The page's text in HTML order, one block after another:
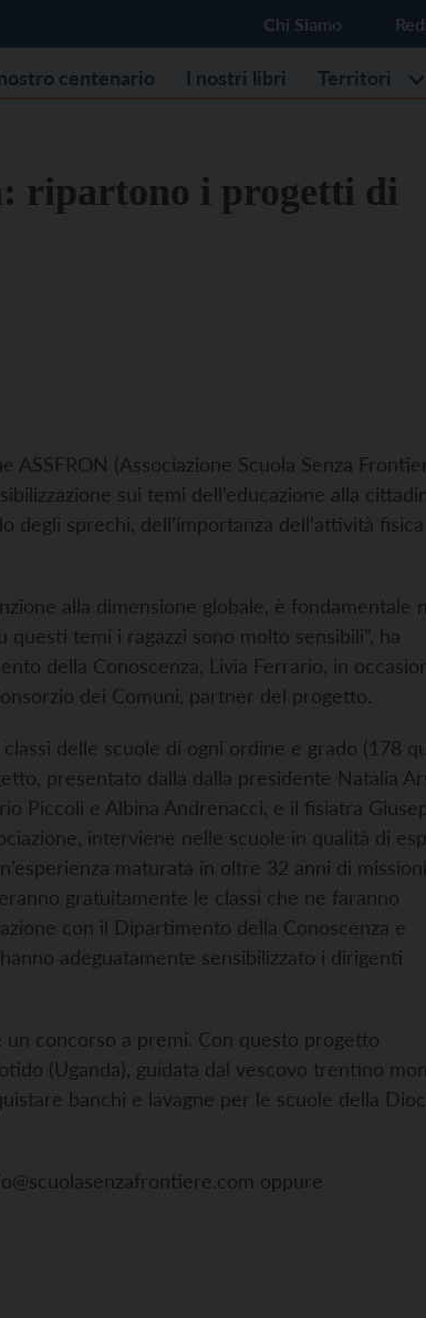
Chi Siamo
centenario I nostri libri Territori
ripartono i progetti di
ASSFRON (Associazione Scuola Senza
sui temi dell’educazione alla
degli sprechi, dell’importanza dell’attività
alla dimensione globale, è fondamentale
temi i ragazzi sono molto sensibili”, ha
della Conoscenza, Livia Ferrario, in
dei Comuni, partner del progetto.
delle scuole di ogni ordine e grado (178
presentato dalla dalla presidente Natalia
Piccoli e Albina Andrenacci, e il fisiatra
interviene nelle scuole in qualità di
maturata in oltre 32 anni di
gratuitamente le classi che ne faranno
con il Dipartimento della Conoscenza e
adeguatamente sensibilizzato i dirigenti
concorso a premi. Con questo progetto
(Uganda), guidata dal vescovo trentino
banchi e lavagne per le scuole della
oppure